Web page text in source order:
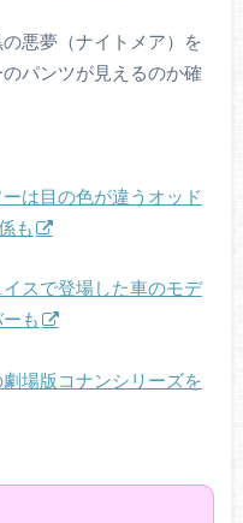
悪夢（ナイトメア）を
パンツが見えるのか確
は目の色が違うオッド
も
スで登場した車のモデ
も
場版コナンシリーズを